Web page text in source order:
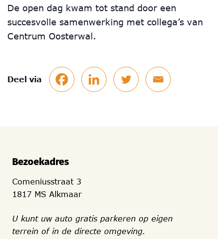
De open dag kwam tot stand door een
succesvolle samenwerking met collega’s van
Centrum Oosterwal.
Deel via
Bezoekadres
Comeniusstraat 3
1817 MS Alkmaar
U kunt uw auto gratis parkeren op eigen
terrein of in de directe omgeving.